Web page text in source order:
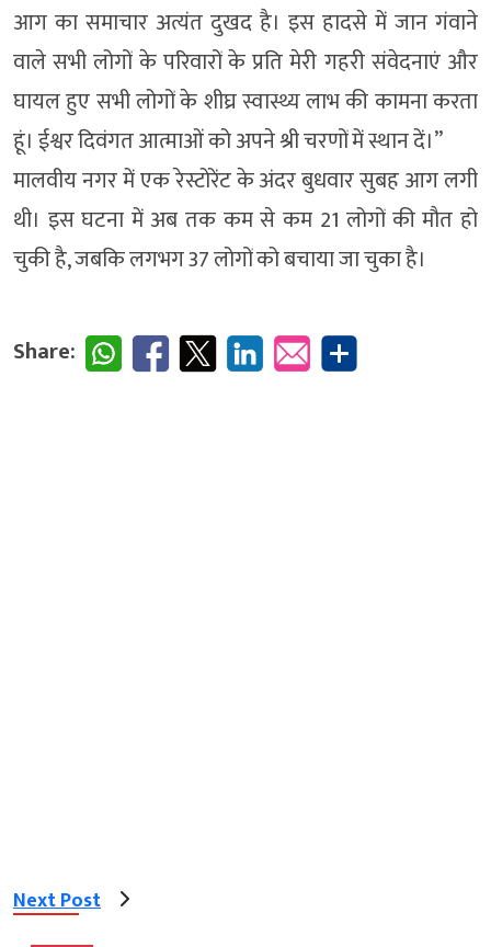
आग का समाचार अत्यंत दुखद है। इस हादसे में जान गंवाने
वाले सभी लोगों के परिवारों के प्रति मेरी गहरी संवेदनाएं और
घायल हुए सभी लोगों के शीघ्र स्वास्थ्य लाभ की कामना करता
हूं। ईश्वर दिवंगत आत्माओं को अपने श्री चरणों में स्थान दें।”
मालवीय नगर में एक रेस्टोरेंट के अंदर बुधवार सुबह आग लगी
थी। इस घटना में अब तक कम से कम 21 लोगों की मौत हो
चुकी है, जबकि लगभग 37 लोगों को बचाया जा चुका है।
Share:
Next Post